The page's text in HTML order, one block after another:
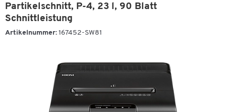
Partikelschnitt, P-4, 23 l, 90 Blatt
Schnittleistung
Artikelnummer: 167452-SW81